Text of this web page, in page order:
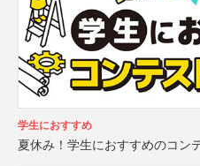
学生におすすめ
夏休み！学生におすすめのコン